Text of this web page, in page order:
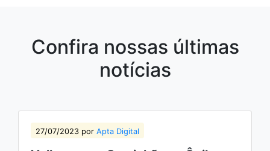
Confira nossas últimas
notícias
27/07/2023 por Apta Digital